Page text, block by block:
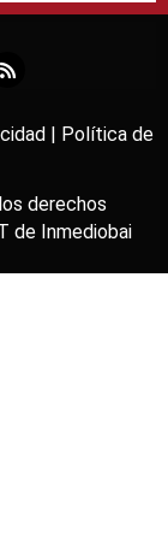
|
Política de
derechos
de Inmediobai